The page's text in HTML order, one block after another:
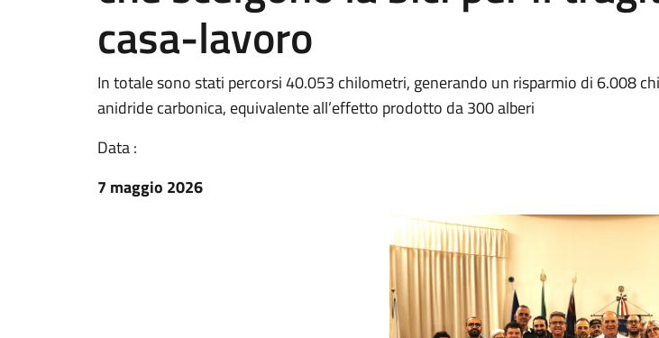
casa-lavoro
In totale sono stati percorsi 40.053 chilometri, generando un risparmio di 6.008
anidride carbonica, equivalente all’effetto prodotto da 300 alberi
Data :
7 maggio 2026